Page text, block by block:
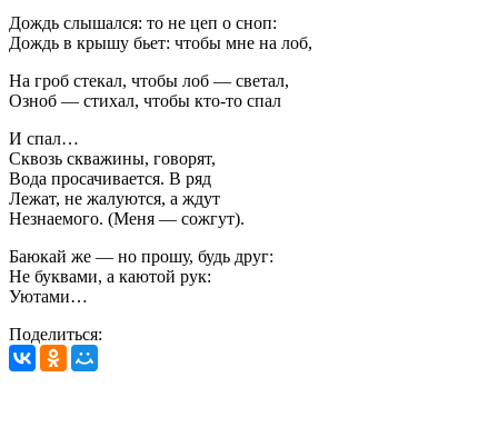
Дождь слышался: то не цеп о сноп:
Дождь в крышу бьет: чтобы мне на лоб,
На гроб стекал, чтобы лоб — светал,
Озноб — стихал, чтобы кто-то спал
И спал…
Сквозь скважины, говорят,
Вода просачивается. В ряд
Лежат, не жалуются, а ждут
Незнаемого. (Меня — сожгут).
Баюкай же — но прошу, будь друг:
Не буквами, а каютой рук:
Уютами…
Поделиться: